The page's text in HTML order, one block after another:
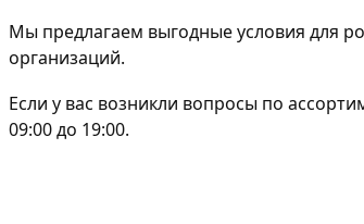
Мы предлагаем выгодные условия для
организаций.
Если у вас возникли вопросы по
09:00 до 19:00.